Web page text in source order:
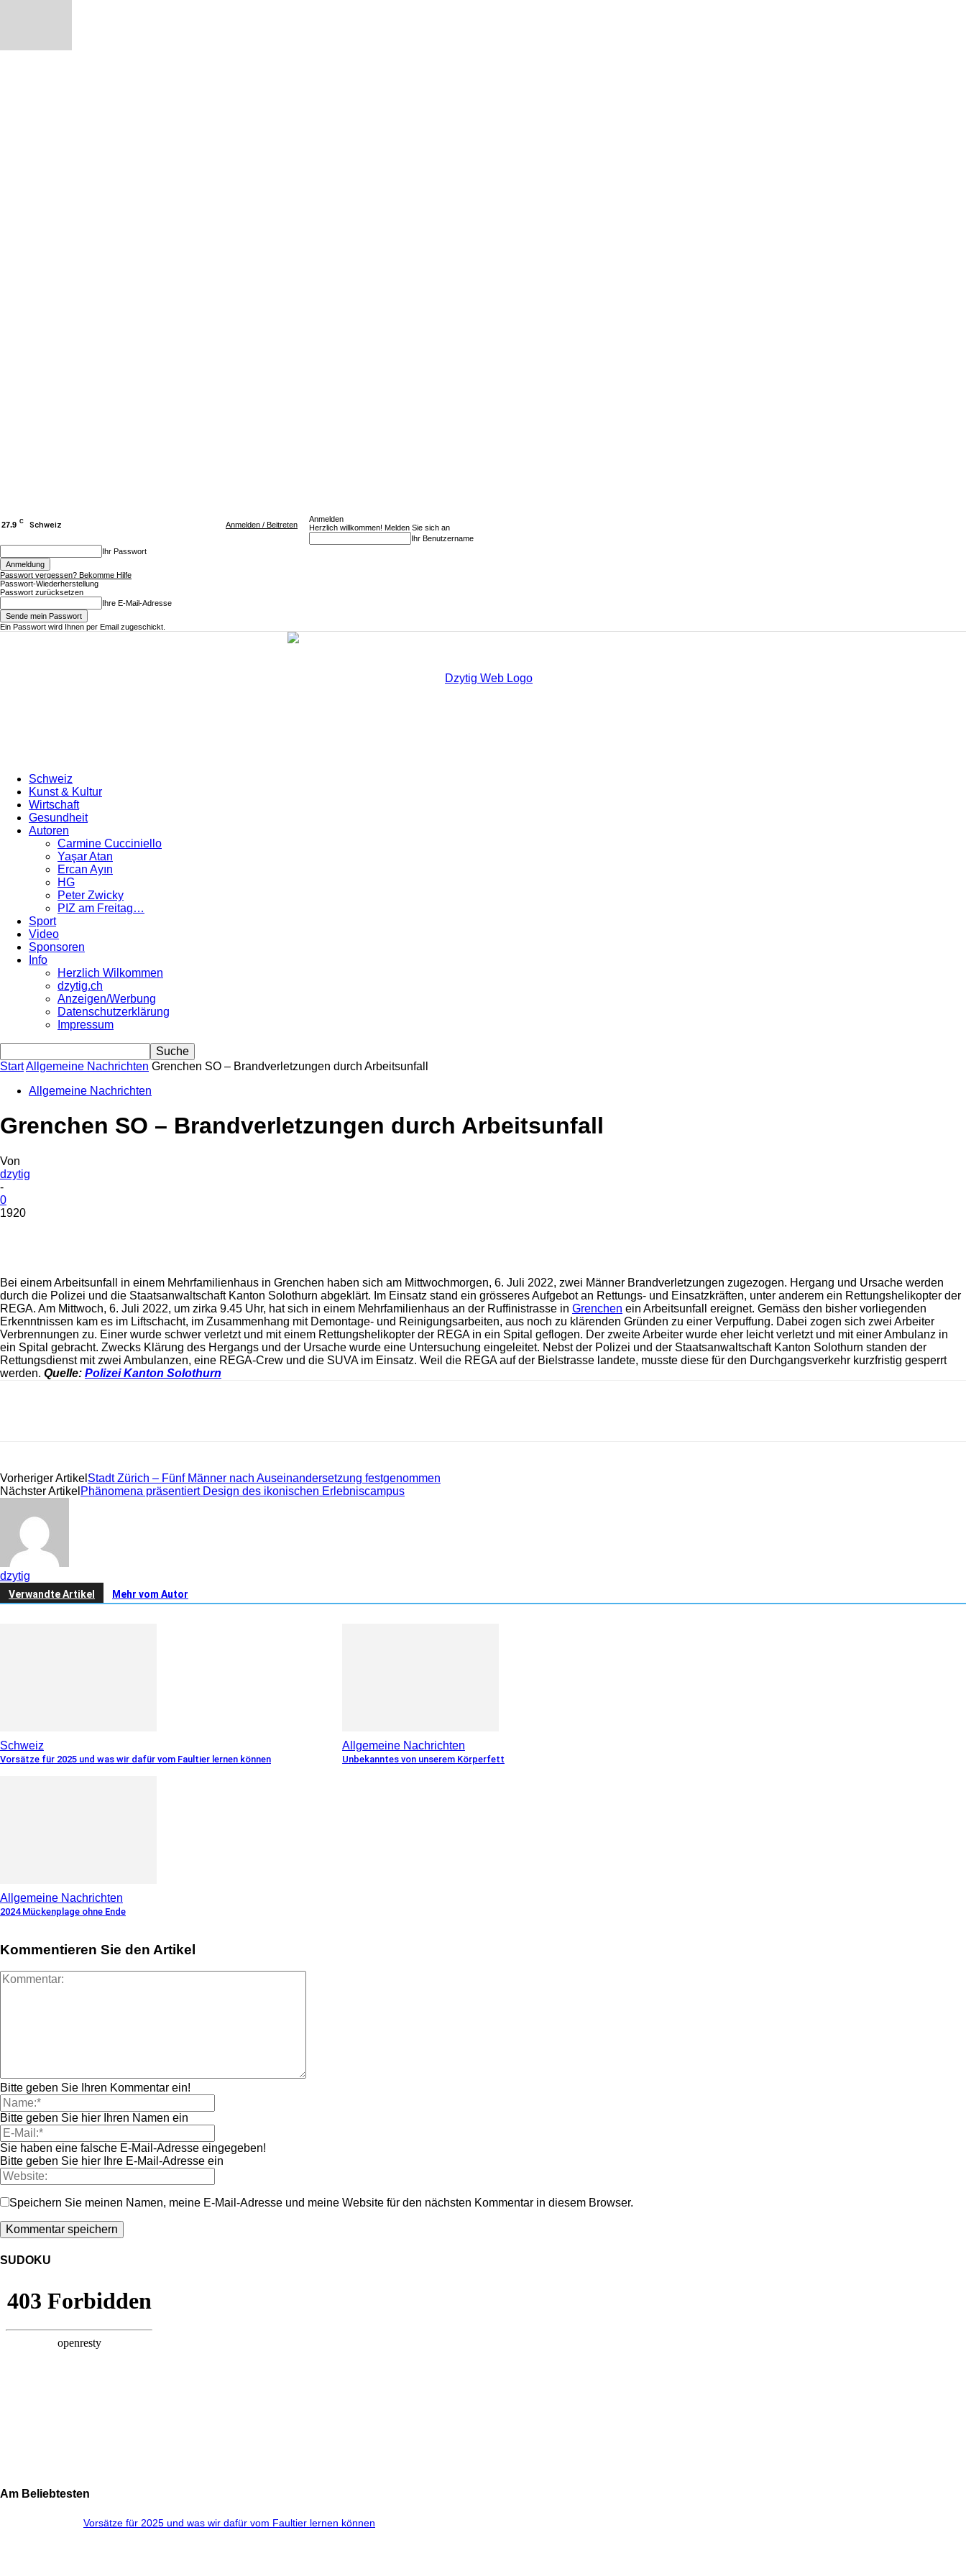
27.9 C Schweiz Anmelden / Beitreten
Anmelden
Herzlich willkommen! Melden Sie sich an
Ihr Benutzername
Ihr Passwort
Passwort vergessen? Bekomme Hilfe
Passwort-Wiederherstellung
Passwort zurücksetzen
Ihre E-Mail-Adresse
Ein Passwort wird Ihnen per Email zugeschickt.
Schweiz
Kunst & Kultur
Wirtschaft
Gesundheit
Autoren
Carmine Cucciniello
Yaşar Atan
Ercan Ayın
HG
Peter Zwicky
PIZ am Freitag…
Sport
Video
Sponsoren
Info
Herzlich Wilkommen
dzytig.ch
Anzeigen/Werbung
Datenschutzerklärung
Impressum
StartAllgemeine Nachrichten Grenchen SO – Brandverletzungen durch Arbeitsunfall
Allgemeine Nachrichten
Grenchen SO – Brandverletzungen durch Arbeitsunfall
Von
dzytig
-
0
1920
Bei einem Arbeitsunfall in einem Mehrfamilienhaus in Grenchen haben sich am Mittwochmorgen, 6. Juli 2022, zwei Männer Brandverletzungen zugezogen. Hergang und Ursache werden
durch die Polizei und die Staatsanwaltschaft Kanton Solothurn abgeklärt. Im Einsatz stand ein grösseres Aufgebot an Rettungs- und Einsatzkräften, unter anderem ein Rettungshelikopter der
REGA. Am Mittwoch, 6. Juli 2022, um zirka 9.45 Uhr, hat sich in einem Mehrfamilienhaus an der Ruffinistrasse in Grenchen ein Arbeitsunfall ereignet. Gemäss den bisher vorliegenden
Erkenntnissen kam es im Liftschacht, im Zusammenhang mit Demontage- und Reinigungsarbeiten, aus noch zu klärenden Gründen zu einer Verpuffung. Dabei zogen sich zwei Arbeiter
Verbrennungen zu. Einer wurde schwer verletzt und mit einem Rettungshelikopter der REGA in ein Spital geflogen. Der zweite Arbeiter wurde eher leicht verletzt und mit einer Ambulanz in
ein Spital gebracht. Zwecks Klärung des Hergangs und der Ursache wurde eine Untersuchung eingeleitet. Nebst der Polizei und der Staatsanwaltschaft Kanton Solothurn standen der
Rettungsdienst mit zwei Ambulanzen, eine REGA-Crew und die SUVA im Einsatz. Weil die REGA auf der Bielstrasse landete, musste diese für den Durchgangsverkehr kurzfristig gesperrt
werden. Quelle: Polizei Kanton Solothurn
Vorheriger Artikel Stadt Zürich – Fünf Männer nach Auseinandersetzung festgenommen
Nächster Artikel Phänomena präsentiert Design des ikonischen Erlebniscampus
dzytig
Verwandte Artikel Mehr vom Autor
Schweiz
Vorsätze für 2025 und was wir dafür vom Faultier lernen können
Allgemeine Nachrichten
Unbekanntes von unserem Körperfett
Allgemeine Nachrichten
2024 Mückenplage ohne Ende
Kommentieren Sie den Artikel
Bitte geben Sie Ihren Kommentar ein!
Bitte geben Sie hier Ihren Namen ein
Sie haben eine falsche E-Mail-Adresse eingegeben!
Bitte geben Sie hier Ihre E-Mail-Adresse ein
Speichern Sie meinen Namen, meine E-Mail-Adresse und meine Website für den nächsten Kommentar in diesem Browser.
SUDOKU
Am Beliebtesten
Vorsätze für 2025 und was wir dafür vom Faultier lernen können